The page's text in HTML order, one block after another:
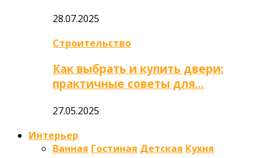
28.07.2025
Строительство
Как выбрать и купить двери:
практичные советы для…
27.05.2025
Интерьер
Ванная Гостиная Детская Кухня